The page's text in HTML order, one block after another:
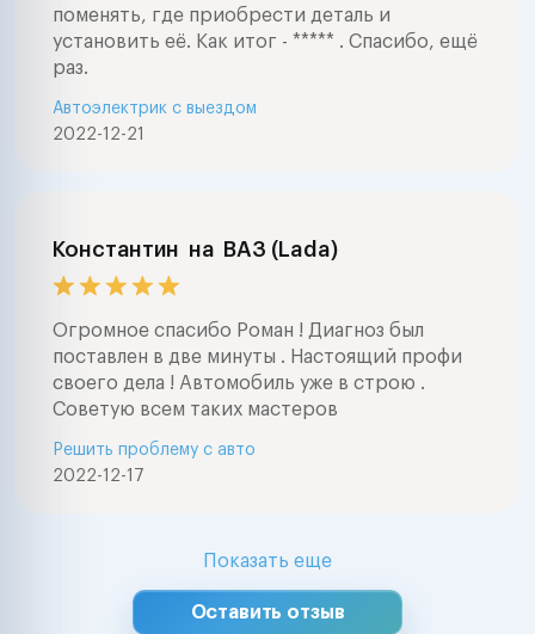
поменять, где приобрести деталь и
установить её. Как итог - ***** . Спасибо, ещё
раз.
2022-12-21
Автоэлектрик с выездом
Константин на ВАЗ (Lada)
Огромное спасибо Роман ! Диагноз был
поставлен в две минуты . Настоящий профи
своего дела ! Автомобиль уже в строю .
Советую всем таких мастеров
2022-12-17
Решить проблему с авто
Показать еще
Оставить отзыв